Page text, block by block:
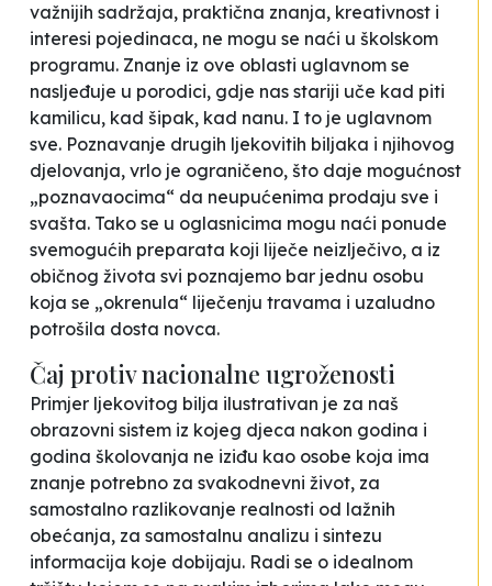
važnijih sadržaja, praktična znanja, kreativnost i
interesi pojedinaca, ne mogu se naći u školskom
programu. Znanje iz ove oblasti uglavnom se
nasljeđuje u porodici, gdje nas stariji uče kad piti
kamilicu, kad šipak, kad nanu. I to je uglavnom
sve. Poznavanje drugih ljekovitih biljaka i njihovog
djelovanja, vrlo je ograničeno, što daje mogućnost
„poznavaocima“ da neupućenima prodaju sve i
svašta. Tako se u oglasnicima mogu naći ponude
svemogućih preparata koji liječe neizlječivo, a iz
običnog života svi poznajemo bar jednu osobu
koja se „okrenula“ liječenju travama i uzaludno
potrošila dosta novca.
Čaj protiv nacionalne ugroženosti
Primjer ljekovitog bilja ilustrativan je za naš
obrazovni sistem iz kojeg djeca nakon godina i
godina školovanja ne iziđu kao osobe koja ima
znanje potrebno za svakodnevni život, za
samostalno razlikovanje realnosti od lažnih
obećanja, za samostalnu analizu i sintezu
informacija koje dobijaju. Radi se o idealnom